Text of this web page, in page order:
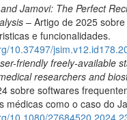
Jamovi: The Perfect
– Artigo de 2025
e funcionalidades.
10.37497/
friendly freely-available
researchers and
sobre softwares
médicas como o caso do
10.1080/